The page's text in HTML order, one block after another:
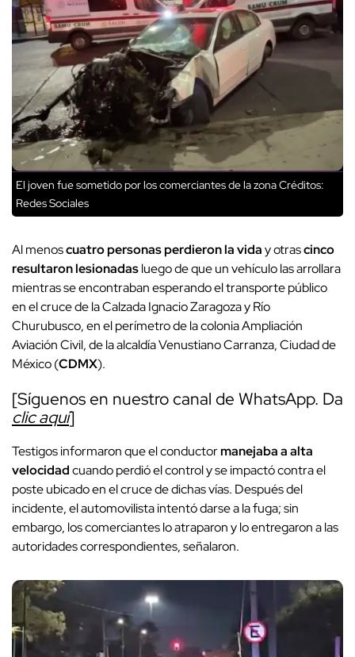
El joven fue sometido por los comerciantes de la zonaCréditos:
Redes Sociales
Al menoscuatro personas perdieron la viday otrascinco
resultaron lesionadasluego de que un vehículo las arrollara
mientras se encontraban esperando el transporte público
en el cruce de la Calzada Ignacio Zaragoza y Río
Churubusco, en el perímetro de la colonia Ampliación
Aviación Civil, de la alcaldía Venustiano Carranza, Ciudad de
México (CDMX).
[Síguenos en nuestro canal de WhatsApp. Da
clic aquí]
Testigos informaron que el conductormanejaba a alta
velocidadcuando perdió el control y se impactó contra el
poste ubicado en el cruce de dichas vías. Después del
incidente, el automovilista intentó darse a la fuga; sin
embargo, los comerciantes lo atraparon y lo entregaron a las
autoridades correspondientes, señalaron.